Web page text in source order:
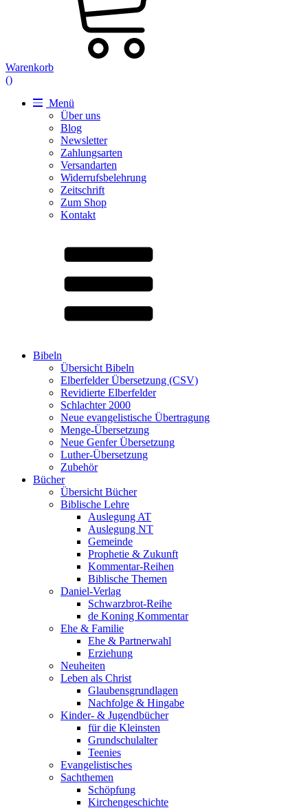
Warenkorb
()
Menü
Über uns
Blog
Newsletter
Zahlungsarten
Versandarten
Widerrufsbelehrung
Zeitschrift
Zum Shop
Kontakt
Bibeln
Übersicht Bibeln
Elberfelder Übersetzung (CSV)
Revidierte Elberfelder
Schlachter 2000
Neue evangelistische Übertragung
Menge-Übersetzung
Neue Genfer Übersetzung
Luther-Übersetzung
Zubehör
Bücher
Übersicht Bücher
Biblische Lehre
Auslegung AT
Auslegung NT
Gemeinde
Prophetie & Zukunft
Kommentar-Reihen
Biblische Themen
Daniel-Verlag
Schwarzbrot-Reihe
de Koning Kommentar
Ehe & Familie
Ehe & Partnerwahl
Erziehung
Neuheiten
Leben als Christ
Glaubensgrundlagen
Nachfolge & Hingabe
Kinder- & Jugendbücher
für die Kleinsten
Grundschulalter
Teenies
Evangelistisches
Sachthemen
Schöpfung
Kirchengeschichte